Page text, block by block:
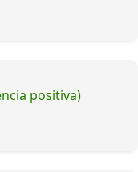
positiva)